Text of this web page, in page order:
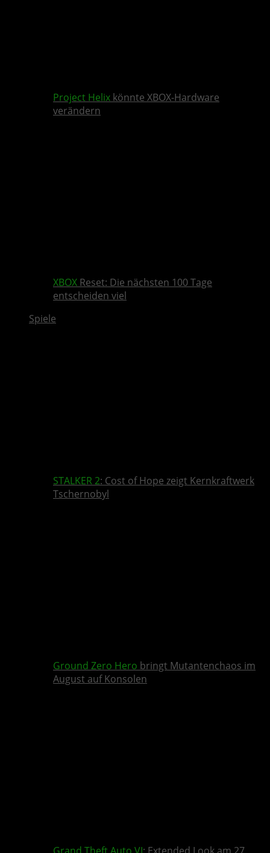
Project Helix könnte XBOX-Hardware
verändern
XBOX Reset: Die nächsten 100 Tage
entscheiden viel
Spiele
STALKER 2: Cost of Hope zeigt Kernkraftwerk
Tschernobyl
Ground Zero Hero bringt Mutantenchaos im
August auf Konsolen